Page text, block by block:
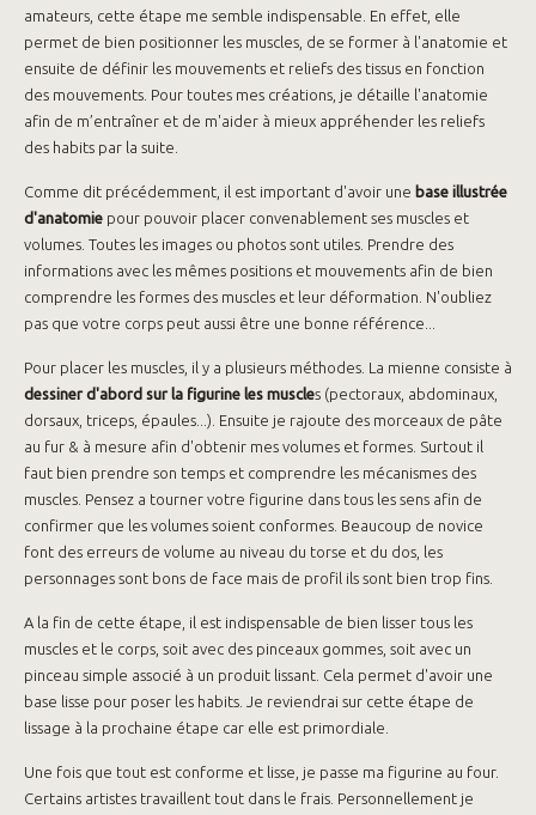
amateurs, cette étape me semble indispensable. En effet, elle
permet de bien positionner les muscles, de se former à l'anatomie et
ensuite de définir les mouvements et reliefs des tissus en fonction
des mouvements. Pour toutes mes créations, je détaille l'anatomie
afin de m’entraîner et de m'aider à mieux appréhender les reliefs
des habits par la suite.
Comme dit précédemment, il est important d'avoir une base illustrée
d'anatomie pour pouvoir placer convenablement ses muscles et
volumes. Toutes les images ou photos sont utiles. Prendre des
informations avec les mêmes positions et mouvements afin de bien
comprendre les formes des muscles et leur déformation. N'oubliez
pas que votre corps peut aussi être une bonne référence...
Pour placer les muscles, il y a plusieurs méthodes. La mienne consiste à
dessiner d'abord sur la figurine les muscles (pectoraux, abdominaux,
dorsaux, triceps, épaules...). Ensuite je rajoute des morceaux de pâte
au fur & à mesure afin d'obtenir mes volumes et formes. Surtout il
faut bien prendre son temps et comprendre les mécanismes des
muscles. Pensez a tourner votre figurine dans tous les sens afin de
confirmer que les volumes soient conformes. Beaucoup de novice
font des erreurs de volume au niveau du torse et du dos, les
personnages sont bons de face mais de profil ils sont bien trop fins.
A la fin de cette étape, il est indispensable de bien lisser tous les
muscles et le corps, soit avec des pinceaux gommes, soit avec un
pinceau simple associé à un produit lissant. Cela permet d'avoir une
base lisse pour poser les habits. Je reviendrai sur cette étape de
lissage à la prochaine étape car elle est primordiale.
Une fois que tout est conforme et lisse, je passe ma figurine au four.
Certains artistes travaillent tout dans le frais. Personnellement je